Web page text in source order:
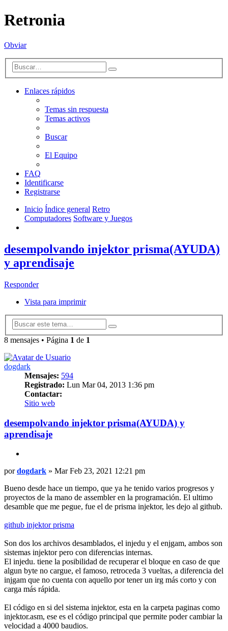
Retronia
Obviar
Buscar
Enlaces rápidos
Temas sin respuesta
Temas activos
Buscar
El Equipo
FAQ
Identificarse
Registrarse
Inicio Índice general Retro
Computadores Software y Juegos
desempolvando injektor prisma(AYUDA)
y aprendisaje
Responder
Vista para imprimir
Buscar
8 mensajes • Página 1 de 1
dogdark
Mensajes: 594
Registrado: Lun Mar 04, 2013 1:36 pm
Contactar:
Contactar
Sitio web
desempolvando injektor prisma(AYUDA) y
aprendisaje
Mensaje
pordogdark » Mar Feb 23, 2021 12:21 pm
Bueno desde hace un tiempo, que ya he tenido varios progresos y
proyectos de la mano de assembler en la programación. El ultimo
desamble que me pegue, fue el de prisma injektor, les dejo al github.
github injektor prisma
Son dos los archivos desamblados, el injedu y el enjgam, ambos son
sistemas injektor pero con diferencias internas.
El injedu. tiene la posibilidad de recuperar el bloque en caso de que
algun byte no cargue, el famoso, retroceda 3 vueltas, a diferencia del
injgam que no cuenta con aquello por tener un irg más corto y con
carga más rápida.
El código en si del sistema injektor, esta en la carpeta paginas como
injektor.asm, ese es el código principal que permite poder cambiar la
velocidad a 4000 baudios.